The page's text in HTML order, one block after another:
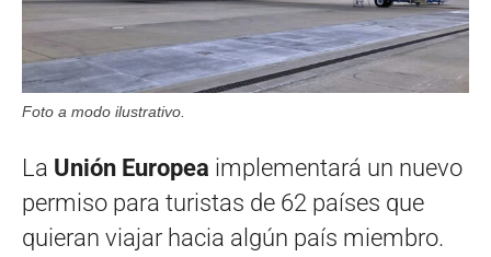
Foto a modo ilustrativo.
La Unión Europea implementará un nuevo
permiso para turistas de 62 países que
quieran viajar hacia algún país miembro.